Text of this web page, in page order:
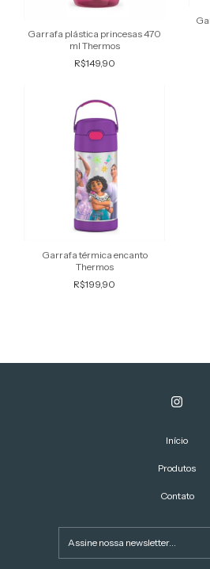
Garrafa plástica princesas 470
ml Thermos
R$149,90
Garrafa térmica encanto
Thermos
R$199,90
Início
Produtos
Contato